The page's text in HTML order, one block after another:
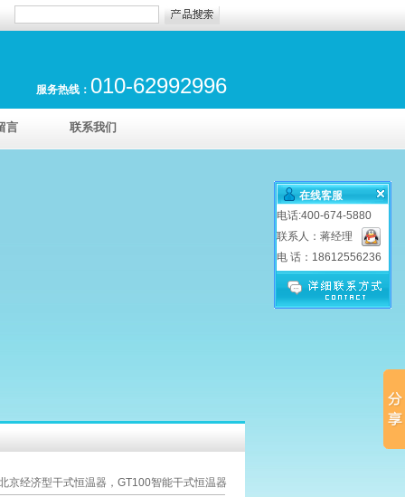
服务热线： 010-62992996
言 联系我们
京经济型干式恒温器，GT100智能干式恒温器
在线客服
电话:400-674-5880
联系人：蒋经理
电 话：18612556236